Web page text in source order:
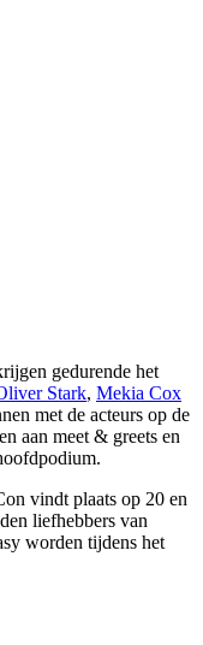
gedurende het
Stark, Mekia Cox
met de acteurs op de
aan meet & greets en
vindt plaats op 20 en
liefhebbers van
worden tijdens het